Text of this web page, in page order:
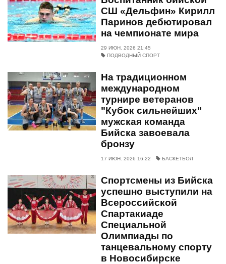
СШ «Дельфин» Кирилл
Паринов дебютировал
на чемпионате мира
29 ИЮН. 2026 21:45
ПОДВОДНЫЙ СПОРТ
На традиционном
международном
турнире ветеранов
"Кубок сильнейших"
мужская команда
Бийска завоевала
бронзу
17 ИЮН. 2026 16:22 БАСКЕТБОЛ
Спортсмены из Бийска
успешно выступили на
Всероссийской
Спартакиаде
Специальной
Олимпиады по
танцевальному спорту
в Новосибирске